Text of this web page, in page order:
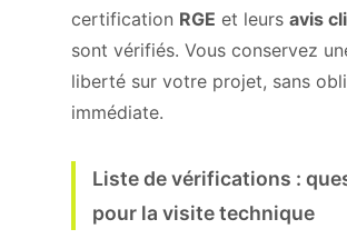
certification RGE et leurs avis
sont vérifiés. Vous conservez
liberté sur votre projet, sans
immédiate.
Liste de vérifications :
pour la visite technique